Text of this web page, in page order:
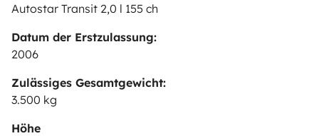
Autostar Transit 2,0 l 155 ch
Datum der Erstzulassung:
2006
Zulässiges Gesamtgewicht:
3.500 kg
Höhe